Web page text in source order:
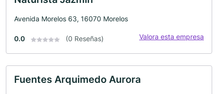
Avenida Morelos 63, 16070 Morelos
0.0 (0 Reseñas) Valora esta empresa
Fuentes Arquimedo Aurora